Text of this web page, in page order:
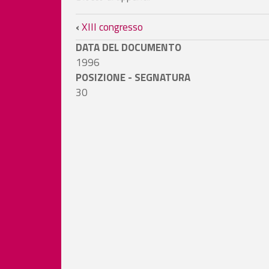
Link di attraversamento
‹XIII congresso
DATA DEL DOCUMENTO
1996
POSIZIONE - SEGNATURA
30